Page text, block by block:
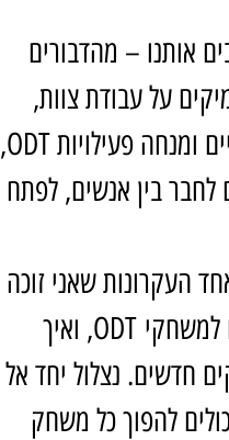
אותנו – מהדבורים
על עבודת צוות,
שיתוף פעולה והסתגלות לשינויים. כמשחקולוג לתהליכים חברתיים ומנחה פעילויות ODT,
בין אנשים, לפתח
העקרונות שאני זוכה
שלי. נבחן כיצד הוא תורם למשחקי ODT, ואיך
חדשים. נצלול יחד אל
להפוך כל משחק